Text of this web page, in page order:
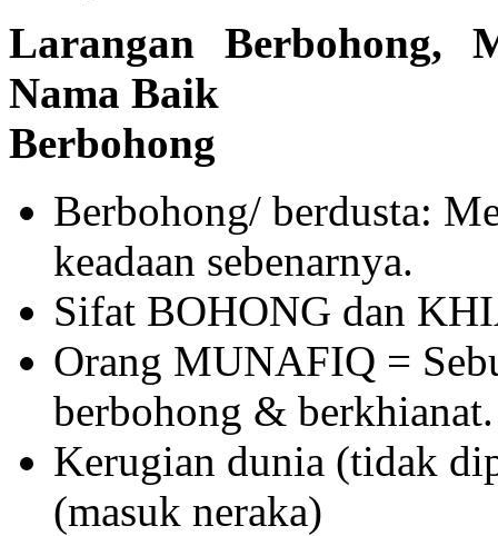
Larangan Berbohong,
Nama Baik
Berbohong
Berbohong/ berdusta:
keadaan sebenarnya.
Sifat BOHONG dan
Orang MUNAFIQ =
berbohong & berkhianat.
Kerugian dunia (tidak
(masuk neraka)